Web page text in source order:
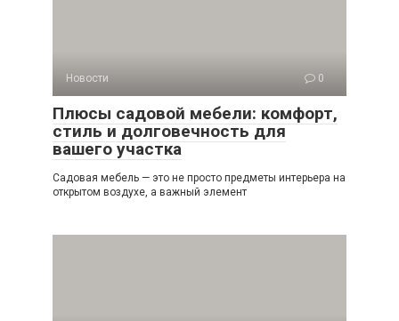
Новости 0
Плюсы садовой мебели: комфорт,
стиль и долговечность для
вашего участка
Садовая мебель — это не просто предметы интерьера на
открытом воздухе, а важный элемент